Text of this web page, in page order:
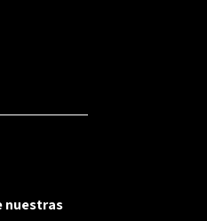
nuestras